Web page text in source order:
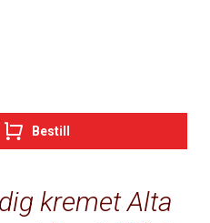
kremet Alta
Bestill